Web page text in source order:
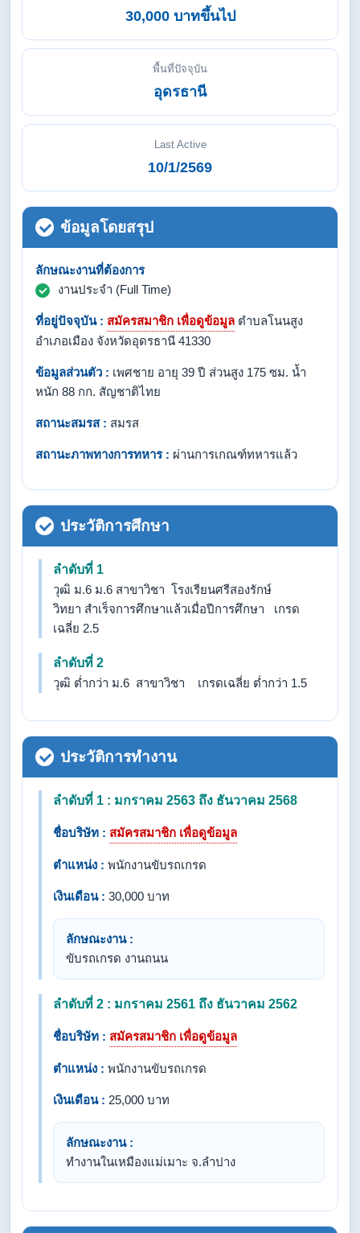
30,000 บาทขึ้นไป
พื้นที่ปัจจุบัน
อุดรธานี
Last Active
10/1/2569
ข้อมูลโดยสรุป
ลักษณะงานที่ต้องการ
งานประจำ (Full Time)
ที่อยู่ปัจจุบัน : สมัครสมาชิก เพื่อดูข้อมูล ตำบลโนนสูง
อำเภอเมือง จังหวัดอุดรธานี 41330
ข้อมูลส่วนตัว : เพศชาย อายุ 39 ปี ส่วนสูง 175 ซม. น้ำ
หนัก 88 กก. สัญชาติไทย
สถานะสมรส : สมรส
สถานะภาพทางการทหาร : ผ่านการเกณฑ์ทหารแล้ว
ประวัติการศึกษา
ลำดับที่ 1
วุฒิ ม.6 ม.6 สาขาวิชา โรงเรียนศรีสองรักษ์
วิทยา สำเร็จการศึกษาแล้วเมื่อปีการศึกษา เกรด
เฉลี่ย 2.5
ลำดับที่ 2
วุฒิ ต่ำกว่า ม.6 สาขาวิชา เกรดเฉลี่ย ต่ำกว่า 1.5
ประวัติการทำงาน
ลำดับที่ 1 : มกราคม 2563 ถึง ธันวาคม 2568
ชื่อบริษัท : สมัครสมาชิก เพื่อดูข้อมูล
ตำแหน่ง : พนักงานขับรถเกรด
เงินเดือน : 30,000 บาท
ลักษณะงาน :
ขับรถเกรด งานถนน
ลำดับที่ 2 : มกราคม 2561 ถึง ธันวาคม 2562
ชื่อบริษัท : สมัครสมาชิก เพื่อดูข้อมูล
ตำแหน่ง : พนักงานขับรถเกรด
เงินเดือน : 25,000 บาท
ลักษณะงาน :
ทำงานในเหมืองแม่เมาะ จ.ลำปาง